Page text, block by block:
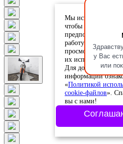
у Вас
или
Мы используем
чтобы учесть ваши
предпочтения и
работу сайта.
просмотр, вы
их
Для
информации
«Политикой
cookie-файлов».
вы с нами!